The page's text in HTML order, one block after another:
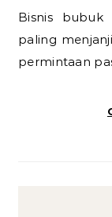
Bisnis bubuk kopi menjadi salah satu peluang
paling
permintaan